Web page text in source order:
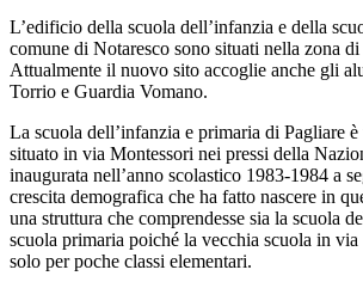
L’edificio della scuola dell’infanzia e della
comune di Notaresco sono situati nella zona
Attualmente il nuovo sito accoglie anche gli
Torrio e Guardia Vomano.
La scuola dell’infanzia e primaria di Pagliare
situato in via Montessori nei pressi della
inaugurata nell’anno scolastico 1983-1984 a
crescita demografica che ha fatto nascere in
una struttura che comprendesse sia la scuola
scuola primaria poiché la vecchia scuola in via
solo per poche classi elementari.